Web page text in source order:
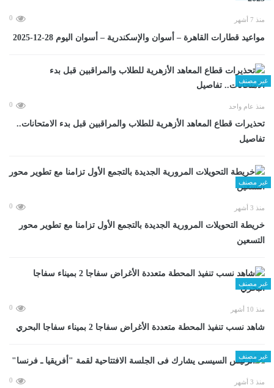
منذ 7 أشهر 0
مواعيد قطارات القاهرة – أسوان والإسكندرية – أسوان اليوم 28-12-2025
غير مصنف
منذ عام واحد 0
تحذيرات قطاع المعاهد الأزهرية للطلاب والمراقبين قبل بدء الامتحانات..
تفاصيل
غير مصنف
منذ 3 أشهر 0
خريطة التحويلات المرورية الجديدة بالتجمع الأول تزامنا مع تطوير محور
التسعين
غير مصنف
منذ 10 أشهر 0
شاهد نسب تنفيذ المحطة متعددة الأغراض سفاجا 2 بميناء سفاجا البحري
غير مصنف
منذ 3 أشهر 0